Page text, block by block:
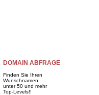
DOMAIN ABFRAGE
Finden Sie Ihren
Wunschnamen
unter 50 und mehr
Top-Levels!!